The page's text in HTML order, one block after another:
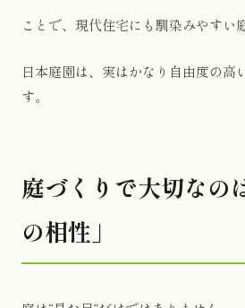
ことで、現代住宅にも馴染みやすい
日本庭園は、実はかなり自由度の高
す。
庭づくりで大切なの
の相性」